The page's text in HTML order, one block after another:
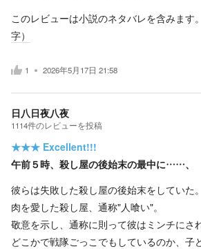
このレビューは小説のネタバレを含みます。
字）
1 2026年5月17日 21:58
日八日夜八夜
1114件のレビューを投稿
★★★ Excellent!!!
午前５時、殺し屋の後始末の最中に……、
彼らは失敗した殺し屋の後始末をしていた。
肉を愛した殺し屋、通称"人喰い"。
敬意を示し、通称に則って彼はミンチにされ
どこかで戦隊ごっこでもしているのか、子